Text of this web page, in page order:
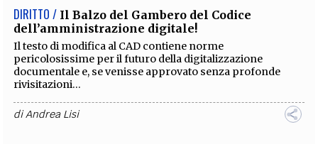
DIRITTO / Il Balzo del Gambero del Codice
dell’amministrazione digitale!
Il testo di modifica al CAD contiene norme
pericolosissime per il futuro della digitalizzazione
documentale e, se venisse approvato senza profonde
rivisitazioni...
diAndrea Lisi